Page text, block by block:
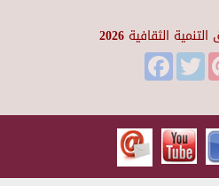
الثقافية 2026